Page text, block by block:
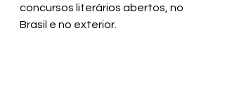
concursos literários abertos, no
Brasil e no exterior.